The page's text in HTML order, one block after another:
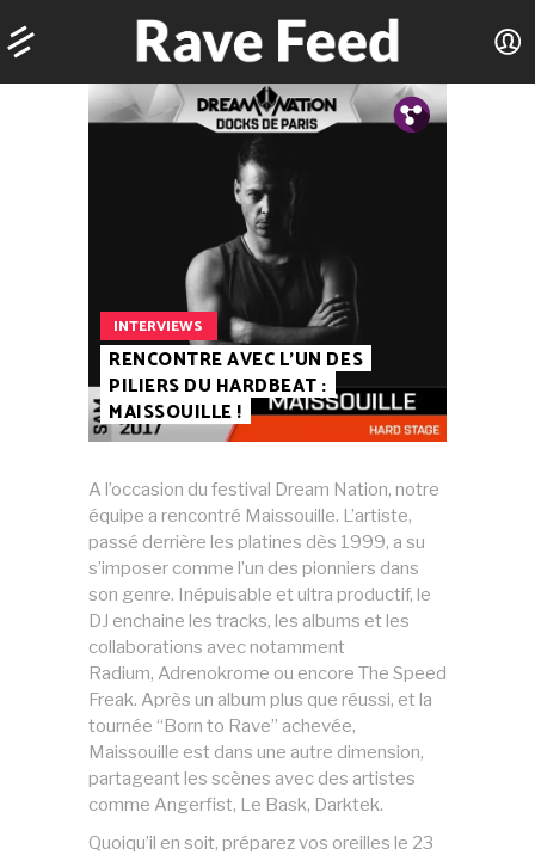
Fb.
Tw.
INTERVIEWS
RENCONTRE AVEC L’UN DES
PILIERS DU HARDBEAT :
MAISSOUILLE !
A l’occasion du festival Dream Nation, notre
équipe a rencontré Maissouille. L’artiste,
passé derrière les platines dès 1999, a su
s’imposer comme l’un des pionniers dans
son genre. Inépuisable et ultra productif, le
DJ enchaine les tracks, les albums et les
collaborations avec notamment
Radium, Adrenokrome ou encore The Speed
Freak. Après un album plus que réussi, et la
tournée “Born to Rave” achevée,
Maissouille est dans une autre dimension,
partageant les scènes avec des artistes
comme Angerfist, Le Bask, Darktek.
Quoiqu’il en soit, préparez vos oreilles le 23